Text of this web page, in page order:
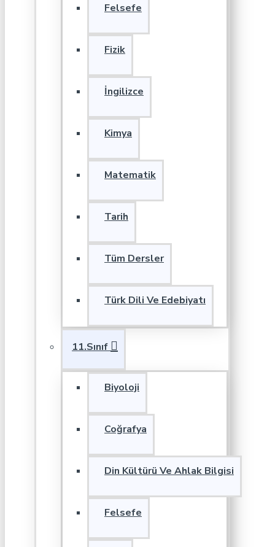
Felsefe
Fizik
İngilizce
Kimya
Matematik
Tarih
Tüm Dersler
Türk Dili Ve Edebiyatı
11.Sınıf
Biyoloji
Coğrafya
Din Kültürü Ve Ahlak Bilgisi
Felsefe